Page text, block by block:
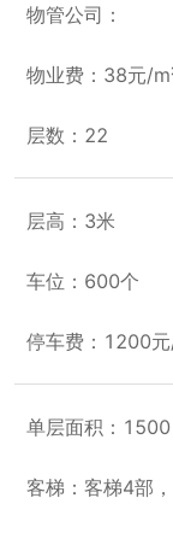
物管公司：
物业费：38元/
层数：22
层高：3米
车位：600个
停车费：1200元
单层面积：1500
客梯：客梯4部